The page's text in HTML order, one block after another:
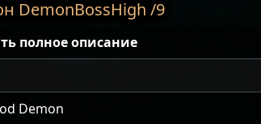
DemonBossHigh /9
полное описание
Demon